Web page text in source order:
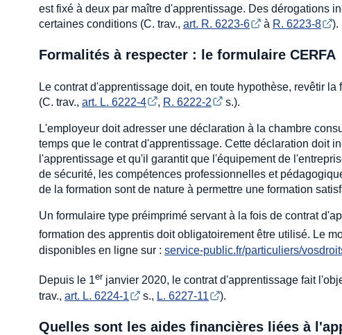
est fixé à deux par maître d'apprentissage. Des dérogations
certaines conditions (C. trav., art. R. 6223-6 à R. 6223-8 ).
Formalités à respecter : le formulaire CERFA
Le contrat d'apprentissage doit, en toute hypothèse, revêtir
(C. trav., art. L. 6222-4 , R. 6222-2 s.).
L'employeur doit adresser une déclaration à la chambre
temps que le contrat d'apprentissage. Cette déclaration doit
l'apprentissage et qu'il garantit que l'équipement de
de sécurité, les compétences professionnelles et
de la formation sont de nature à permettre une formation
Un formulaire type préimprimé servant à la fois de contrat
formation des apprentis doit obligatoirement être utilisé. Le
disponibles en ligne sur : service-public.fr/particuliers/
Depuis le 1er janvier 2020, le contrat d'apprentissage fait
trav., art. L. 6224-1 s., L. 6227-11 ).
Quelles sont les aides financières liées à